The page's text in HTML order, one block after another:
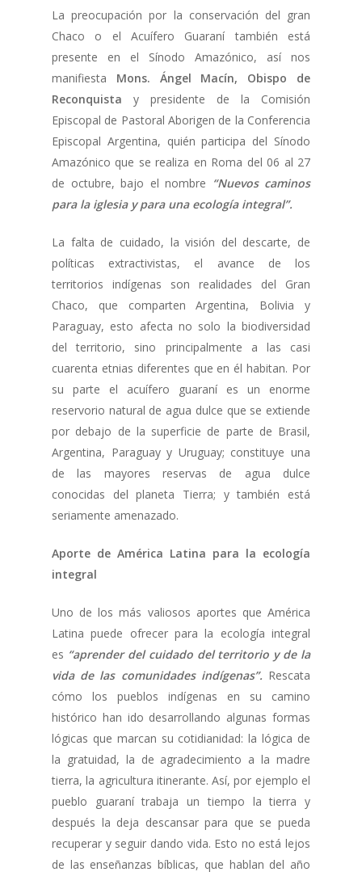
La preocupación por la conservación del gran
Chaco o el Acuífero Guaraní también está
presente en el Sínodo Amazónico, así nos
manifiesta Mons. Ángel Macín, Obispo de
Reconquista y presidente de la Comisión
Episcopal de Pastoral Aborigen de la Conferencia
Episcopal Argentina, quién participa del Sínodo
Amazónico que se realiza en Roma del 06 al 27
de octubre, bajo el nombre “Nuevos caminos
para la iglesia y para una ecología integral”.
La falta de cuidado, la visión del descarte, de
políticas extractivistas, el avance de los
territorios indígenas son realidades del Gran
Chaco, que comparten Argentina, Bolivia y
Paraguay, esto afecta no solo la biodiversidad
del territorio, sino principalmente a las casi
cuarenta etnias diferentes que en él habitan. Por
su parte el acuífero guaraní es un enorme
reservorio natural de agua dulce que se extiende
por debajo de la superficie de parte de Brasil,
Argentina, Paraguay y Uruguay; constituye una
de las mayores reservas de agua dulce
conocidas del planeta Tierra; y también está
seriamente amenazado.
Aporte de América Latina para la ecología
integral
Uno de los más valiosos aportes que América
Latina puede ofrecer para la ecología integral
es “aprender del cuidado del territorio y de la
vida de las comunidades indígenas”. Rescata
cómo los pueblos indígenas en su camino
histórico han ido desarrollando algunas formas
lógicas que marcan su cotidianidad: la lógica de
la gratuidad, la de agradecimiento a la madre
tierra, la agricultura itinerante. Así, por ejemplo el
pueblo guaraní trabaja un tiempo la tierra y
después la deja descansar para que se pueda
recuperar y seguir dando vida. Esto no está lejos
de las enseñanzas bíblicas, que hablan del año